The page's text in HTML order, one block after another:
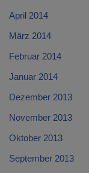
April 2014
März 2014
Februar 2014
Januar 2014
Dezember 2013
November 2013
Oktober 2013
September 2013